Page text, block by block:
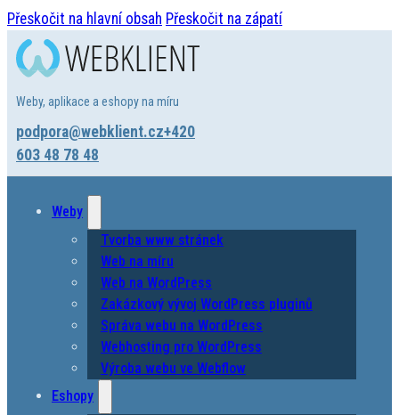
Přeskočit na hlavní obsah Přeskočit na zápatí
Weby, aplikace a eshopy na míru
podpora@webklient.cz+420
603 48 78 48
Weby
Tvorba www stránek
Web na míru
Web na WordPress
Zakázkový vývoj WordPress pluginů
Správa webu na WordPress
Webhosting pro WordPress
Výroba webu ve Webflow
Eshopy